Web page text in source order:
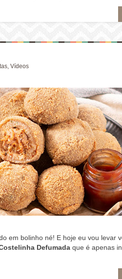
, Vídeos
em bolinho né! E hoje eu vou levar
Defumadaque é apenas